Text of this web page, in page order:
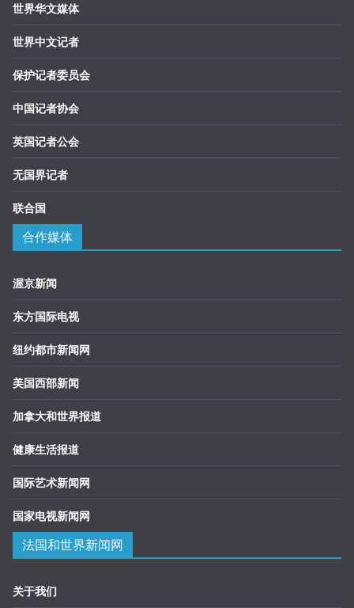
世界华文媒体
世界中文记者
保护记者委员会
中国记者协会
英国记者公会
无国界记者
联合国
合作媒体
渥京新闻
东方国际电视
纽约都市新闻网
美国西部新闻
加拿大和世界报道
健康生活报道
国际艺术新闻网
国家电视新闻网
法国和世界新闻网
关于我们